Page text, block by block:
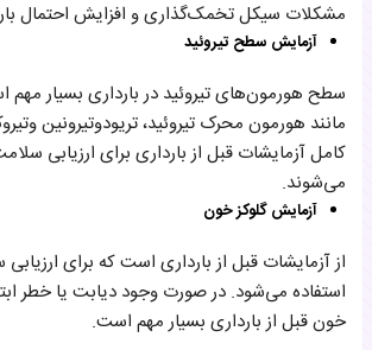
مشکلات سیکل تخمک‌گذاری و افزایش احتمال
آزمایش سطح تیروئید
سطح هورمون‌های تیروئید در بارداری بسیار
مانند هورمون محرک تیروئید، تریودوتیرونین
کامل آزمایشات قبل از بارداری برای ارزیابی
می‌شوند.
آزمایش گلوکز خون
از آزمایشات قبل از بارداری است که برای
استفاده می‌شود. در صورت وجود دیابت یا خطر
خون قبل از بارداری بسیار مهم است.